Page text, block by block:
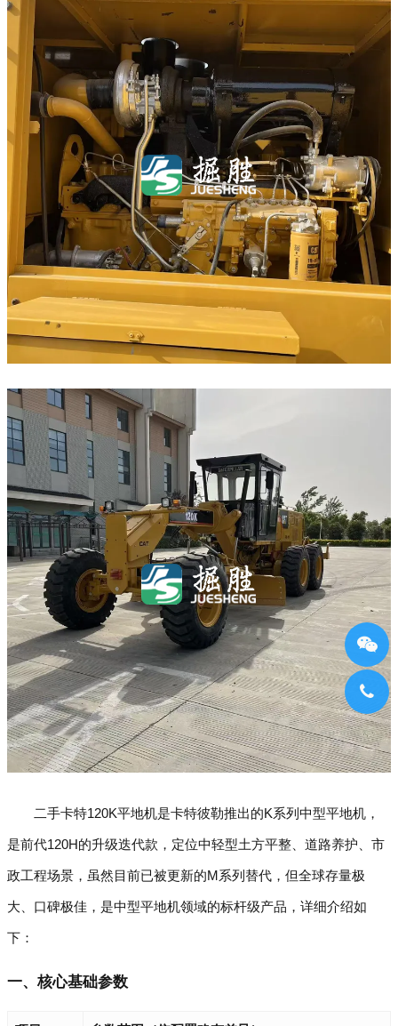
二手卡特120K平地机是卡特彼勒推出的K系列中型平地机，
是前代120H的升级迭代款，定位中轻型土方平整、道路养护、市
政工程场景，虽然目前已被更新的M系列替代，但全球存量极
大、口碑极佳，是中型平地机领域的标杆级产品，详细介绍如
下：
一、核心基础参数